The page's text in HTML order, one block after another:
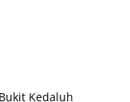
Kedaluh